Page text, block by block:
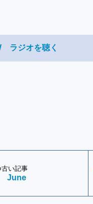
ラジオを聴く
い記事
June